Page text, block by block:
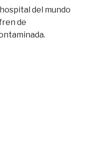
del mundo
de